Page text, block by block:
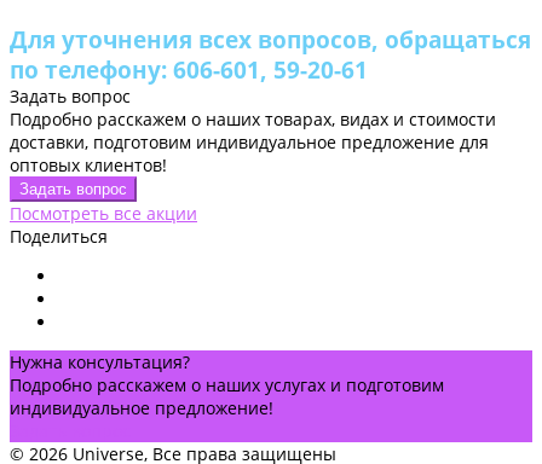
Для уточнения всех вопросов, обращаться
по телефону: 606-601, 59-20-61
Задать вопрос
Подробно расскажем о наших товарах, видах и стоимости
доставки, подготовим индивидуальное предложение для
оптовых клиентов!
Задать вопрос
Посмотреть все акции
Поделиться
Нужна консультация?
Подробно расскажем о наших услугах и подготовим
индивидуальное предложение!
© 2026 Universe, Все права защищены